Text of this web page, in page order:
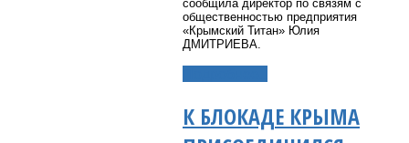
сообщила директор по связям с
общественностью предприятия
«Крымский Титан» Юлия
ДМИТРИЕВА.
К БЛОКАДЕ КРЫМА